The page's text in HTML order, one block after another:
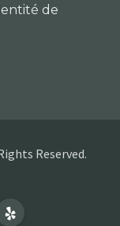
de
Reserved.